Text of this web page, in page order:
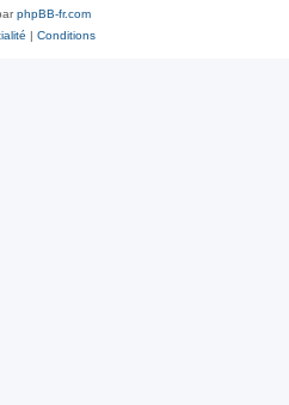
phpBB-fr.com
| Conditions